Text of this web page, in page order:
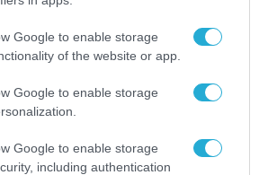
Google to enable storage
of the website or app.
Google to enable storage
Google to enable storage
including authentication